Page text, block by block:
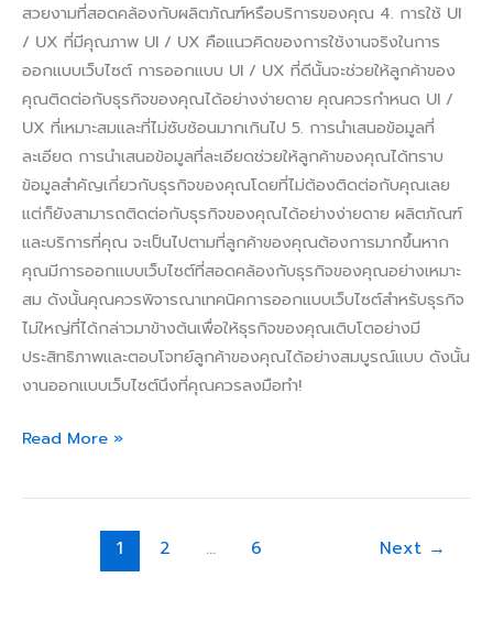
สวยงามที่สอดคล้องกับผลิตภัณฑ์หรือบริการของคุณ 4. การใช้ UI
/ UX ที่มีคุณภาพ UI / UX คือแนวคิดของการใช้งานจริงในการ
ออกแบบเว็บไซต์ การออกแบบ UI / UX ที่ดีนั้นจะช่วยให้ลูกค้าของ
คุณติดต่อกับธุรกิจของคุณได้อย่างง่ายดาย คุณควรกำหนด UI /
UX ที่เหมาะสมและที่ไม่ซับซ้อนมากเกินไป 5. การนำเสนอข้อมูลที่
ละเอียด การนำเสนอข้อมูลที่ละเอียดช่วยให้ลูกค้าของคุณได้ทราบ
ข้อมูลสำคัญเกี่ยวกับธุรกิจของคุณโดยที่ไม่ต้องติดต่อกับคุณเลย
แต่ก็ยังสามารถติดต่อกับธุรกิจของคุณได้อย่างง่ายดาย ผลิตภัณฑ์
และบริการที่คุณ จะเป็นไปตามที่ลูกค้าของคุณต้องการมากขึ้นหาก
คุณมีการออกแบบเว็บไซต์ที่สอดคล้องกับธุรกิจของคุณอย่างเหมาะ
สม ดังนั้นคุณควรพิจารณาเทคนิคการออกแบบเว็บไซต์สำหรับธุรกิจ
ไม่ใหญ่ที่ได้กล่าวมาข้างต้นเพื่อให้ธุรกิจของคุณเติบโตอย่างมี
ประสิทธิภาพและตอบโจทย์ลูกค้าของคุณได้อย่างสมบูรณ์แบบ ดังนั้น
งานออกแบบเว็บไซต์นึงที่คุณควรลงมือทำ!
Read More »
1 2 … 6 Next →